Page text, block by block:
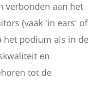
verbonden aan het
(vaak 'in ears' of
het podium als in de
en
tot de